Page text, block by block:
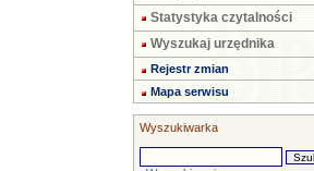
Statystyka czytalności
Wyszukaj urzędnika
Rejestr zmian
Mapa serwisu
Wyszukiwarka